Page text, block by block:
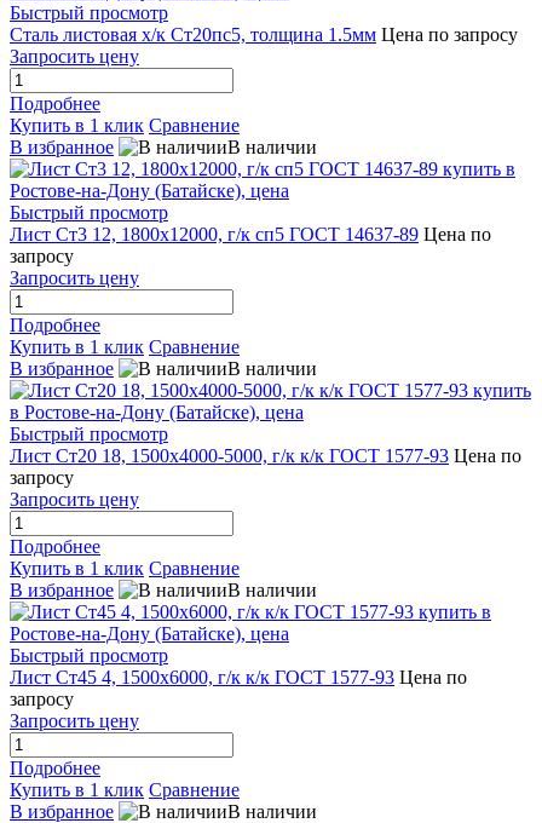
Быстрый просмотр
Сталь листовая х/к Ст20пс5, толщина 1.5мм Цена по запросу
Запросить цену
Подробнее
Купить в 1 клик Сравнение
В избранное
В наличии
Быстрый просмотр
Лист Ст3 12, 1800х12000, г/к сп5 ГОСТ 14637-89 Цена по
запросу
Запросить цену
Подробнее
Купить в 1 клик Сравнение
В избранное
В наличии
Быстрый просмотр
Лист Ст20 18, 1500х4000-5000, г/к к/к ГОСТ 1577-93 Цена по
запросу
Запросить цену
Подробнее
Купить в 1 клик Сравнение
В избранное
В наличии
Быстрый просмотр
Лист Ст45 4, 1500х6000, г/к к/к ГОСТ 1577-93 Цена по
запросу
Запросить цену
Подробнее
Купить в 1 клик Сравнение
В избранное
В наличии